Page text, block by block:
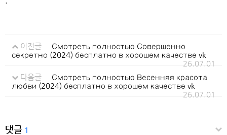
이전글
Смотреть полностью Совершенно
секретно (2024) бесплатно в хорошем качестве vk
26.07.01
다음글
Смотреть полностью Весенняя красота
любви (2024) бесплатно в хорошем качестве vk
26.07.01
댓글 1